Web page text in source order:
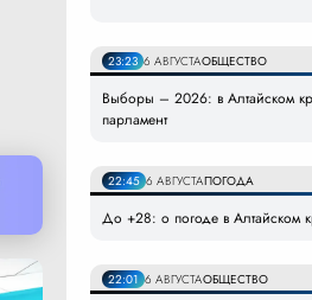
23:23 6 АВГУСТАОБЩЕСТВО
Выборы – 2026: в Алтайском
парламент
22:45 6 АВГУСТАПОГОДА
До +28: о погоде в Алтайском
22:01 6 АВГУСТАОБЩЕСТВО